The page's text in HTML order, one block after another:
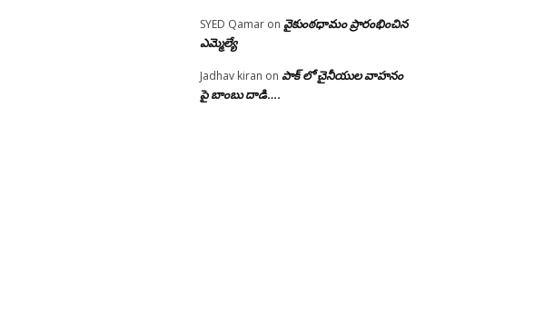
SYED Qamar on వైకుంఠధామం ప్రారంభించిన
ఎమ్మెల్యే
Jadhav kiran on పాక్ లో చైనీయుల వాహనం
పై బాంబు దాడి….